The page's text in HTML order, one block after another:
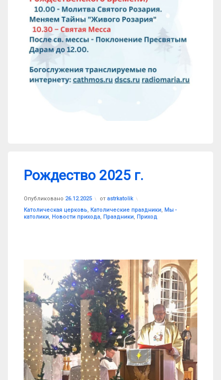
Рождество 2025 г.
Опубликовано 26.12.2025 от astrkatolik
Рубрики:
Католическая церковь Католические праздники Мы -
католики Новости прихода Праздники Приход